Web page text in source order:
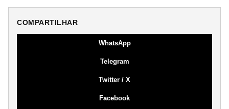
COMPARTILHAR
WhatsApp
Telegram
Twitter / X
Facebook